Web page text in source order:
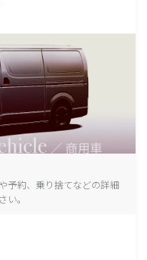
予約、乗り捨てなどの詳細
。